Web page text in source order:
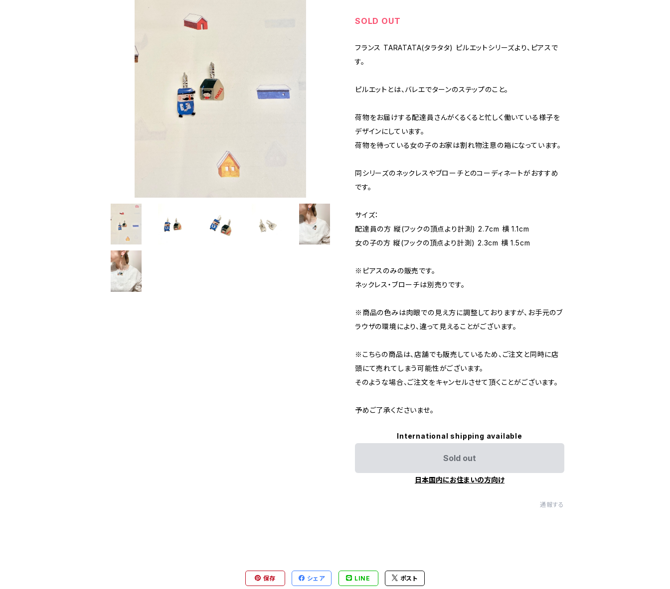
SOLD OUT
フランス TARATATA(タラタタ) ピルエットシリーズより、ピアスで
す。
ピルエットとは、バレエでターンのステップのこと。
荷物をお届けする配達員さんがくるくると忙しく働いている様子を
デザインにしています。
荷物を待っている女の子のお家は割れ物注意の箱になっています。
同シリーズのネックレスやブローチとのコーディネートがおすすめ
です。
サイズ：
配達員の方 縦(フックの頂点より計測) 2.7cm 横 1.1cm
女の子の方 縦(フックの頂点より計測) 2.3cm 横 1.5cm
※ピアスのみの販売です。
ネックレス・ブローチは別売りです。
※商品の色みは肉眼での見え方に調整しておりますが、お手元のブ
ラウザの環境により、違って見えることがございます。
※こちらの商品は、店舗でも販売しているため、ご注文と同時に店
頭にて売れてしまう可能性がございます。
そのような場合、ご注文をキャンセルさせて頂くことがございます。
予めご了承くださいませ。
International shipping available
Sold out
日本国内にお住まいの方向け
通報する
保存 シェア LINE ポスト